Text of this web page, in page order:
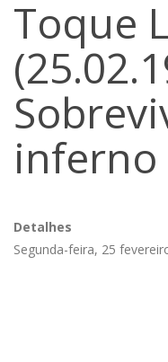
Toque
inferno
Detalhes
Segunda-feira, 25